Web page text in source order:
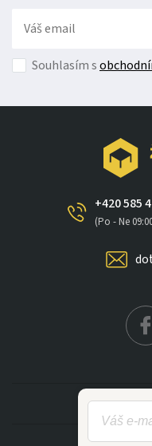
Souhlasím s
+420 585
(Po - Ne